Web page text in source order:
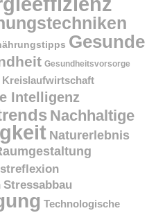
Gesunde
Gesundheitsvorsorge
Kreislaufwirtschaft
Intelligenz
Nachhaltige
Naturerlebnis
Stressabbau
Technologische